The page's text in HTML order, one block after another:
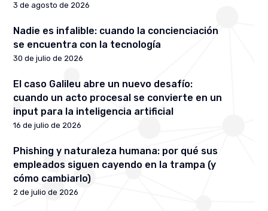
3 de agosto de 2026
Nadie es infalible: cuando la concienciación
se encuentra con la tecnología
30 de julio de 2026
El caso Galileu abre un nuevo desafío:
cuando un acto procesal se convierte en un
input para la inteligencia artificial
16 de julio de 2026
Phishing y naturaleza humana: por qué sus
empleados siguen cayendo en la trampa (y
cómo cambiarlo)
2 de julio de 2026